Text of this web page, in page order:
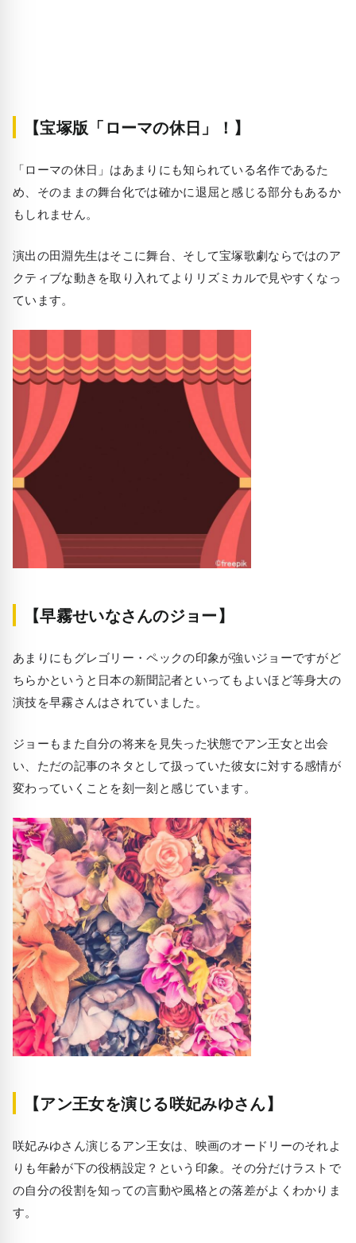
【宝塚版「ローマの休日」！】
「ローマの休日」はあまりにも知られている名作であるた
め、そのままの舞台化では確かに退屈と感じる部分もあるか
もしれません。
演出の田淵先生はそこに舞台、そして宝塚歌劇ならではのア
クティブな動きを取り入れてよりリズミカルで見やすくなっ
ています。
【早霧せいなさんのジョー】
あまりにもグレゴリー・ペックの印象が強いジョーですがど
ちらかというと日本の新聞記者といってもよいほど等身大の
演技を早霧さんはされていました。
ジョーもまた自分の将来を見失った状態でアン王女と出会
い、ただの記事のネタとして扱っていた彼女に対する感情が
変わっていくことを刻一刻と感じています。
【アン王女を演じる咲妃みゆさん】
咲妃みゆさん演じるアン王女は、映画のオードリーのそれよ
りも年齢が下の役柄設定？という印象。その分だけラストで
の自分の役割を知っての言動や風格との落差がよくわかりま
す。